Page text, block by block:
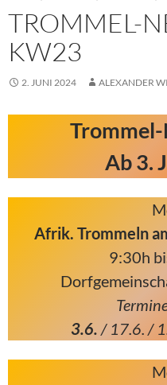
TROMMEL-
KW23
2. JUNI 2024 ALEXANDER
Ab 3.
Afrik. Trommeln
9:30h
3.6. / 17.6. /